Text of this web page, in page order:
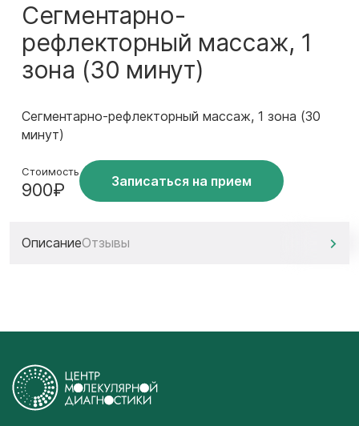
Сегментарно-
рефлекторный массаж, 1
зона (30 минут)
Сегментарно-рефлекторный массаж, 1 зона (30
минут)
Стоимость
900₽ Записаться на прием
ОписаниеОтзывы